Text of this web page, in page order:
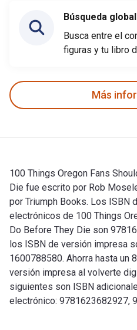
Búsqueda global
Busca entre el
figuras y tu libro
Más
100 Things Oregon Fans
Die fue escrito por Rob
por Triumph Books. Los
electrónicos de 100 Things
Do Before They Die son
los ISBN de versión impresa
1600788580. Ahorra hasta un
versión impresa al volverte
siguientes son ISBN
electrónico: 9781623682927,